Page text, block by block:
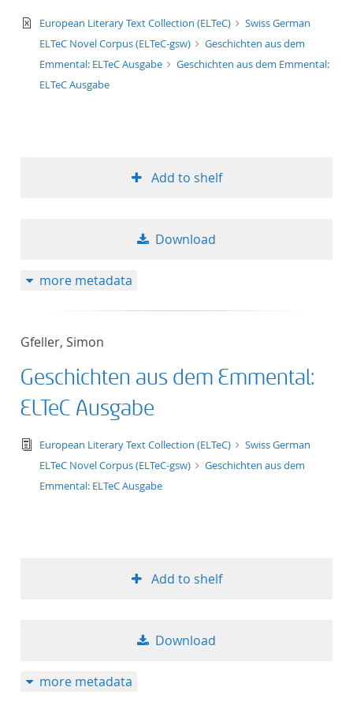
format
text/xml
European Literary Text Collection (ELTeC)
Swiss German
ELTeC Novel Corpus (ELTeC-gsw)
Geschichten aus dem
Emmental: ELTeC Ausgabe
Geschichten aus dem Emmental:
ELTeC Ausgabe
Add to shelf
Download
more metadata
Gfeller, Simon
Geschichten aus dem Emmental:
ELTeC Ausgabe
text/tg.edition+tg.aggregation+xml
European Literary Text Collection (ELTeC)
Swiss German
ELTeC Novel Corpus (ELTeC-gsw)
Geschichten aus dem
Emmental: ELTeC Ausgabe
Add to shelf
Download
more metadata